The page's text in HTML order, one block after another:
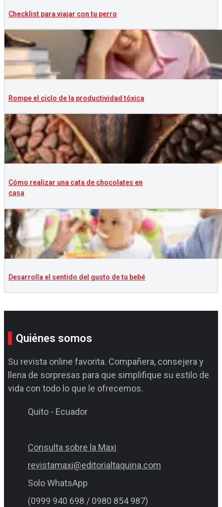
Checklist para viajar con tu perro
Rompe el ciclo de la productividad tóxica
Cómo realizar una cata de chocolates en
casa
Desarrolla el sentido del gusto de tu bebé
Quiénes somos
Su revista online favorita. Compañera, consejera y
llena de sorpresas para que simplifique su estilo de
vida con todo lo que le ofrecemos.
Quito - Ecuador
Consulta sobre la Maxi
revistamaxi@editorialtaquina.com
Solo WhatsApp
(0999 940 698 / 0980 854 987)